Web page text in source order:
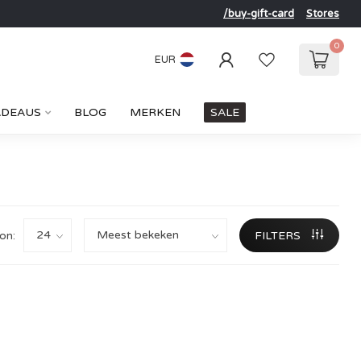
/buy-gift-card Stores
EUR
0
BLOG MERKEN SALE
FILTERS